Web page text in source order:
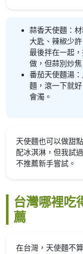
蒜香天使麵：
大匙、辣椒少
最後拌在一起
做，但蒜別炒焦
番茄天使麵湯
麵，滾一下就
會濁。
天使麵也可以做甜
配冰淇淋，但我試
不推薦新手嘗試。
台灣哪裡吃
薦
在台灣，天使麵不